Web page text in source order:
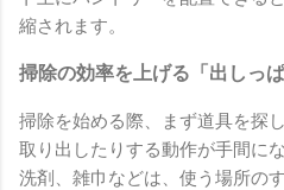
縮されます。
掃除の効率を上げる「出しっ
掃除を始める際、まず道具を探
取り出したりする動作が手間に
洗剤、雑巾などは、使う場所の